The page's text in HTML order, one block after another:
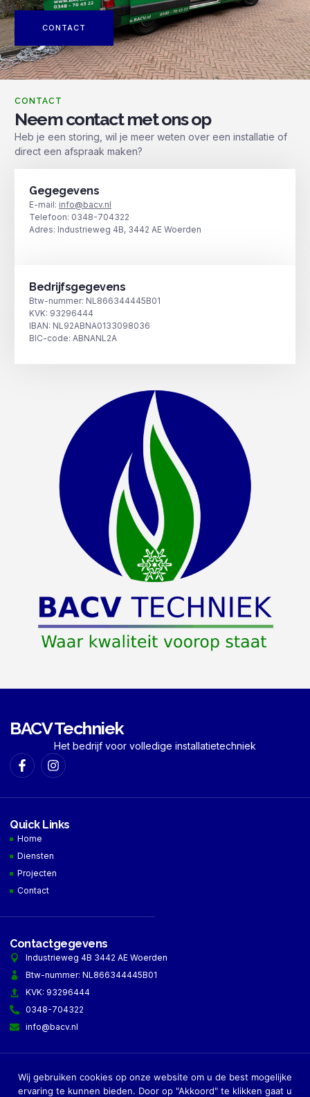
CONTACT
CONTACT
Neem contact met ons op
Heb je een storing, wil je meer weten over een installatie of
direct een afspraak maken?
Gegegevens
E-mail: info@bacv.nl
Telefoon: 0348-704322
Adres: Industrieweg 4B, 3442 AE Woerden
Bedrijfsgegevens
Btw-nummer: NL866344445B01
KVK: 93296444
IBAN: NL92ABNA0133098036
BIC-code: ABNANL2A
BACV Techniek
Het bedrijf voor volledige installatietechniek
Quick Links
Home
Diensten
Projecten
Contact
Contactgegevens
Industrieweg 4B 3442 AE Woerden
Btw-nummer: NL866344445B01
KVK: 93296444
0348-704322
info@bacv.nl
Copyright © 2026 BACV Techniek, All rights reserved.
Wij gebruiken cookies op onze website om u de best mogelijke
ervaring te kunnen bieden. Door op "Akkoord" te klikken gaat u